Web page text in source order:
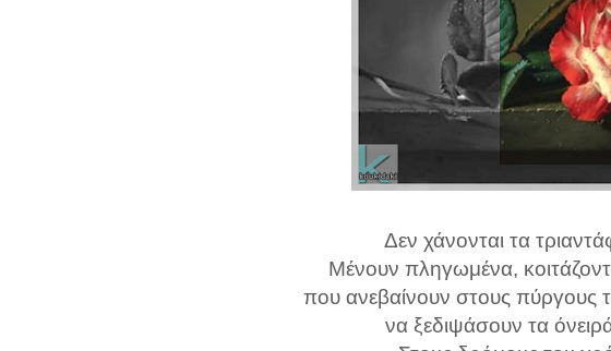
Δεν χάνονται τα
Μένουν πληγωμένα,
που ανεβαίνουν στους
να ξεδιψάσουν τα